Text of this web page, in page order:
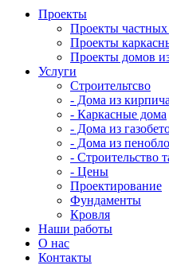
Проекты
Проекты
Проекты
Проекты домов из
Услуги
Строительтсво
- Дома из кирпича
- Каркасные дома
- Дома из
- Дома из
- Строительство
- Цены
Проектирование
Фундаменты
Кровля
Наши работы
О нас
Контакты